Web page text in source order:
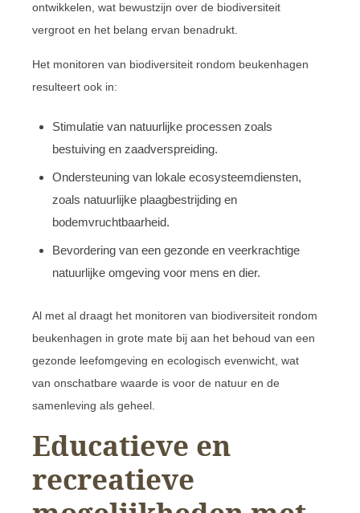
ontwikkelen, wat bewustzijn over de biodiversiteit
vergroot en het belang ervan benadrukt.
Het monitoren van biodiversiteit rondom beukenhagen
resulteert ook in:
Stimulatie van natuurlijke processen zoals
bestuiving en zaadverspreiding.
Ondersteuning van lokale ecosysteemdiensten,
zoals natuurlijke plaagbestrijding en
bodemvruchtbaarheid.
Bevordering van een gezonde en veerkrachtige
natuurlijke omgeving voor mens en dier.
Al met al draagt het monitoren van biodiversiteit rondom
beukenhagen in grote mate bij aan het behoud van een
gezonde leefomgeving en ecologisch evenwicht, wat
van onschatbare waarde is voor de natuur en de
samenleving als geheel.
Educatieve en
recreatieve